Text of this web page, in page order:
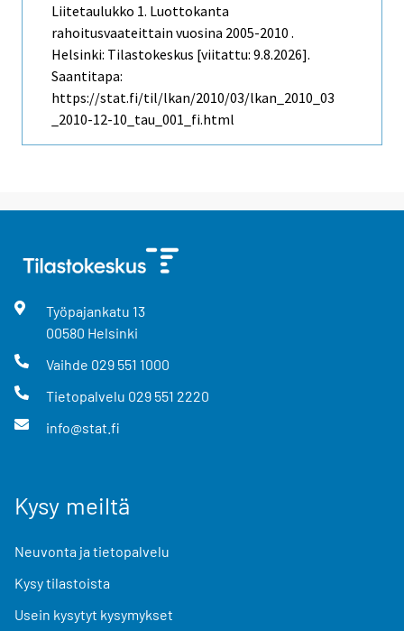
Liitetaulukko 1. Luottokanta
rahoitusvaateittain vuosina 2005-2010 .
Helsinki: Tilastokeskus [viitattu: 9.8.2026].
Saantitapa:
https://stat.fi/til/lkan/2010/03/lkan_2010_03
_2010-12-10_tau_001_fi.html
Työpajankatu 13
00580 Helsinki
Vaihde 029 551 1000
Tietopalvelu 029 551 2220
info@stat.fi
Kysy meiltä
Neuvonta ja tietopalvelu
Kysy tilastoista
Usein kysytyt kysymykset